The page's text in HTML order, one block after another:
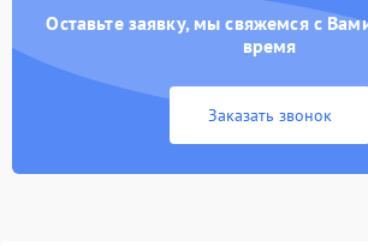
Оставьте заявку, мы свяжемся с
время
Заказать звонок